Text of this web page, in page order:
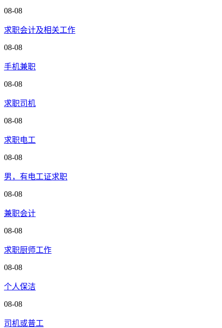
08-08
求职会计及相关工作
08-08
手机兼职
08-08
求职司机
08-08
求职电工
08-08
男，有电工证求职
08-08
兼职会计
08-08
求职厨师工作
08-08
个人保洁
08-08
司机或普工